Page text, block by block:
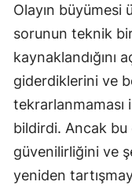
Olayın büyümesi
sorunun teknik bir
kaynaklandığını
giderdiklerini ve
bildirdi. Ancak
güvenilirliğini ve
yeniden